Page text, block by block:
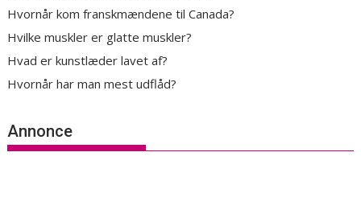
Hvornår kom franskmændene til Canada?
Hvilke muskler er glatte muskler?
Hvad er kunstlæder lavet af?
Hvornår har man mest udflåd?
Annonce